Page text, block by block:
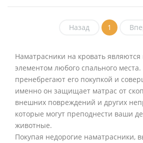
Назад 1
Наматрасники на кровать
элементом любого спального
пренебрегают его покупкой и
именно он защищает матрас от
внешних повреждений и других
которые могут преподнести ваши
животные.
Покупая недорогие наматрасники,